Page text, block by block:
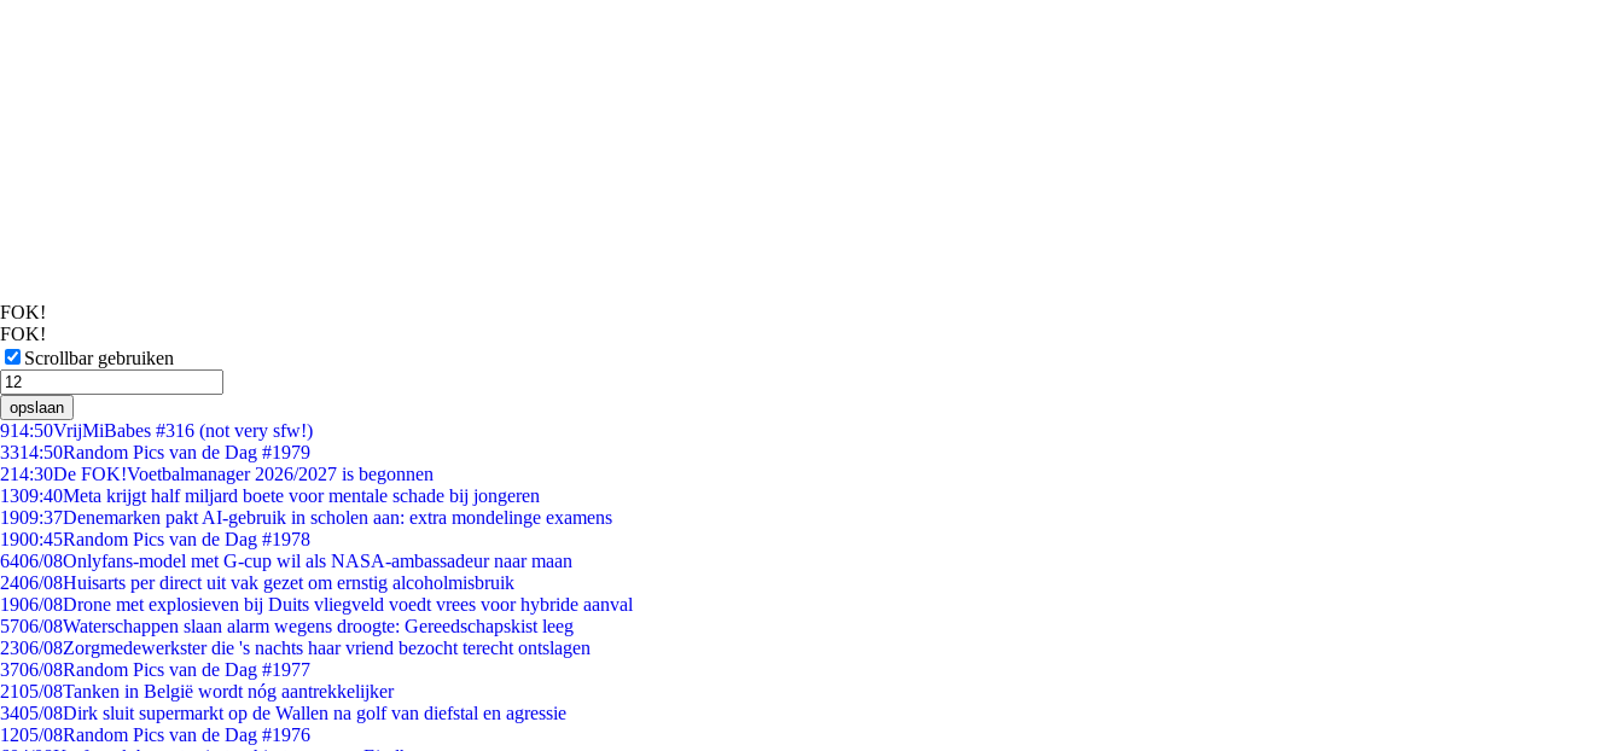
FOK!
FOK!
Scrollbar gebruiken
opslaan
914:50VrijMiBabes #316 (not very sfw!)
3314:50Random Pics van de Dag #1979
214:30De FOK!Voetbalmanager 2026/2027 is begonnen
1309:40Meta krijgt half miljard boete voor mentale schade bij jongeren
1909:37Denemarken pakt AI-gebruik in scholen aan: extra mondelinge examens
1900:45Random Pics van de Dag #1978
6406/08Onlyfans-model met G-cup wil als NASA-ambassadeur naar maan
2406/08Huisarts per direct uit vak gezet om ernstig alcoholmisbruik
1906/08Drone met explosieven bij Duits vliegveld voedt vrees voor hybride aanval
5706/08Waterschappen slaan alarm wegens droogte: Gereedschapskist leeg
2306/08Zorgmedewerkster die 's nachts haar vriend bezocht terecht ontslagen
3706/08Random Pics van de Dag #1977
2105/08Tanken in België wordt nóg aantrekkelijker
3405/08Dirk sluit supermarkt op de Wallen na golf van diefstal en agressie
1205/08Random Pics van de Dag #1976